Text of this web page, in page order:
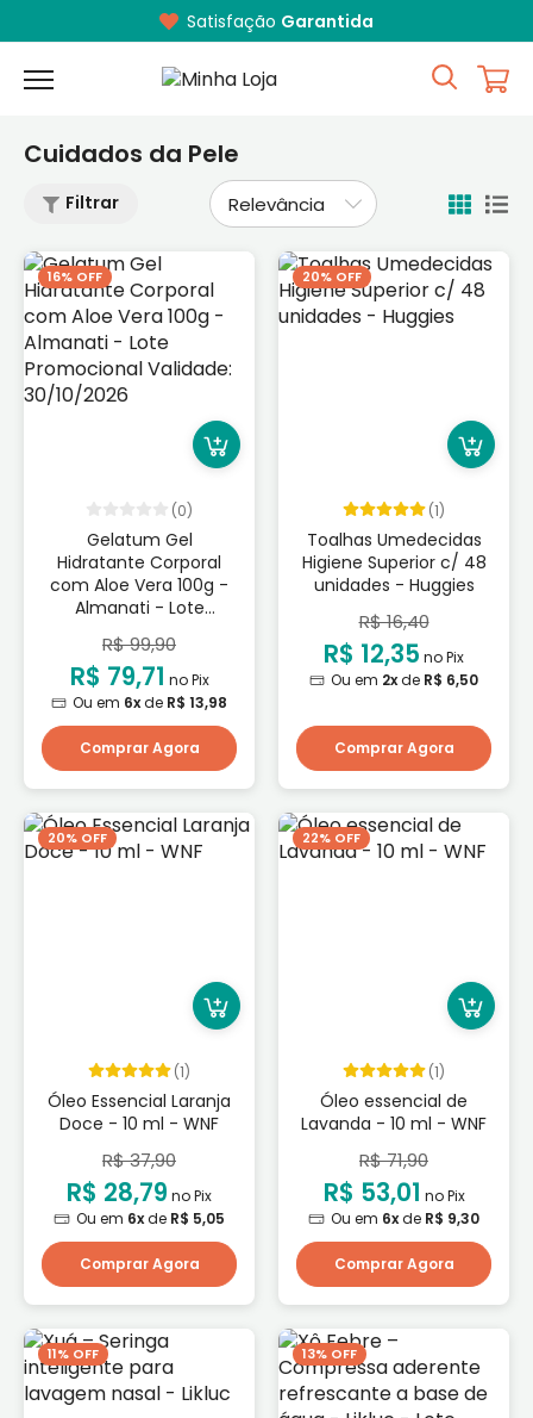
Satisfação Garantida
Cuidados da Pele
Filtrar
16% OFF
(0)
Gelatum Gel
Hidratante Corporal
com Aloe Vera 100g -
Almanati - Lote
Promocional Validade:
30/10/2026
R$ 99,90
R$ 79,71 no Pix
Ou em 6xde R$ 13,98
Comprar Agora
20% OFF
(1)
Toalhas Umedecidas
Higiene Superior c/ 48
unidades - Huggies
R$ 16,40
R$ 12,35 no Pix
Ou em 2xde R$ 6,50
Comprar Agora
20% OFF
(1)
Óleo Essencial Laranja
Doce - 10 ml - WNF
R$ 37,90
R$ 28,79 no Pix
Ou em 6xde R$ 5,05
Comprar Agora
22% OFF
(1)
Óleo essencial de
Lavanda - 10 ml - WNF
R$ 71,90
R$ 53,01 no Pix
Ou em 6xde R$ 9,30
Comprar Agora
11% OFF 13% OFF